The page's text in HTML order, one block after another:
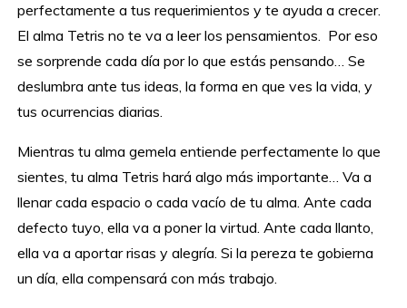
perfectamente a tus requerimientos y te ayuda a crecer.
El alma Tetris no te va a leer los pensamientos. Por eso
se sorprende cada día por lo que estás pensando… Se
deslumbra ante tus ideas, la forma en que ves la vida, y
tus ocurrencias diarias.
Mientras tu alma gemela entiende perfectamente lo que
sientes, tu alma Tetris hará algo más importante… Va a
llenar cada espacio o cada vacío de tu alma. Ante cada
defecto tuyo, ella va a poner la virtud. Ante cada llanto,
ella va a aportar risas y alegría. Si la pereza te gobierna
un día, ella compensará con más trabajo.